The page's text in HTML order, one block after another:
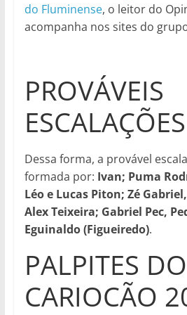
do Fluminense, o leitor do
acompanha nos sites do
PROVÁVEIS
ESCALAÇÕES
Dessa forma, a provável
formada por: Ivan; Puma
Léo e Lucas Piton; Zé
Alex Teixeira; Gabriel Pec,
Eguinaldo (Figueiredo).
PALPITES DO
CARIOCÃO